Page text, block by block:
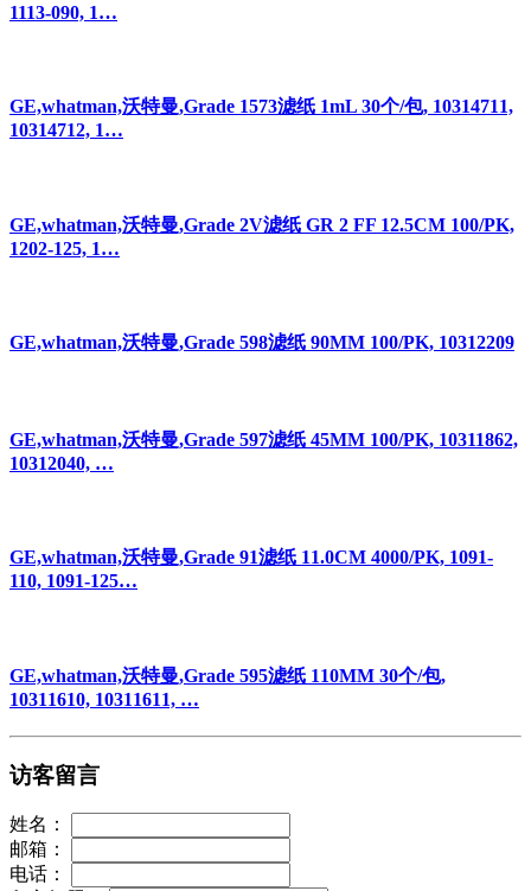
1113-090, 1…
GE,whatman,沃特曼,Grade 1573滤纸 1mL 30个/包, 10314711,
10314712, 1…
GE,whatman,沃特曼,Grade 2V滤纸 GR 2 FF 12.5CM 100/PK,
1202-125, 1…
GE,whatman,沃特曼,Grade 598滤纸 90MM 100/PK, 10312209
GE,whatman,沃特曼,Grade 597滤纸 45MM 100/PK, 10311862,
10312040, …
GE,whatman,沃特曼,Grade 91滤纸 11.0CM 4000/PK, 1091-
110, 1091-125…
GE,whatman,沃特曼,Grade 595滤纸 110MM 30个/包,
10311610, 10311611, …
访客留言
姓名：
邮箱：
电话：